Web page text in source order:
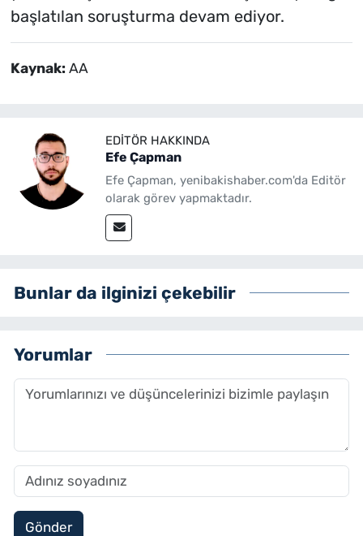
başlatılan soruşturma devam ediyor.
Kaynak: AA
EDITÖR HAKKINDA
Efe Çapman
Efe Çapman, yenibakishaber.com'da Editör
olarak görev yapmaktadır.
Bunlar da ilginizi çekebilir
Yorumlar
Gönder